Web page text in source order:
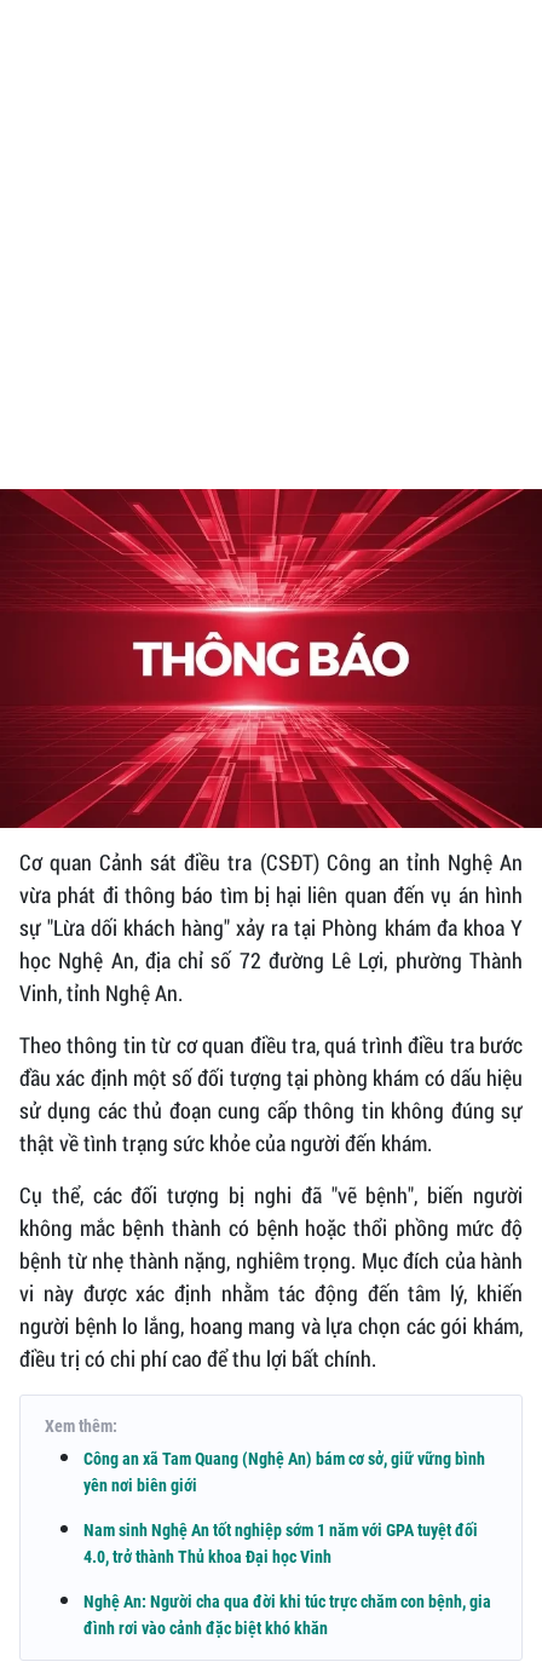
Cơ quan Cảnh sát điều tra (CSĐT) Công an tỉnh Nghệ An
vừa phát đi thông báo tìm bị hại liên quan đến vụ án hình
sự "Lừa dối khách hàng" xảy ra tại Phòng khám đa khoa Y
học Nghệ An, địa chỉ số 72 đường Lê Lợi, phường Thành
Vinh, tỉnh Nghệ An.
Theo thông tin từ cơ quan điều tra, quá trình điều tra bước
đầu xác định một số đối tượng tại phòng khám có dấu hiệu
sử dụng các thủ đoạn cung cấp thông tin không đúng sự
thật về tình trạng sức khỏe của người đến khám.
Cụ thể, các đối tượng bị nghi đã "vẽ bệnh", biến người
không mắc bệnh thành có bệnh hoặc thổi phồng mức độ
bệnh từ nhẹ thành nặng, nghiêm trọng. Mục đích của hành
vi này được xác định nhằm tác động đến tâm lý, khiến
người bệnh lo lắng, hoang mang và lựa chọn các gói khám,
điều trị có chi phí cao để thu lợi bất chính.
Xem thêm:
Công an xã Tam Quang (Nghệ An) bám cơ sở, giữ vững bình
yên nơi biên giới
Nam sinh Nghệ An tốt nghiệp sớm 1 năm với GPA tuyệt đối
4.0, trở thành Thủ khoa Đại học Vinh
Nghệ An: Người cha qua đời khi túc trực chăm con bệnh, gia
đình rơi vào cảnh đặc biệt khó khăn